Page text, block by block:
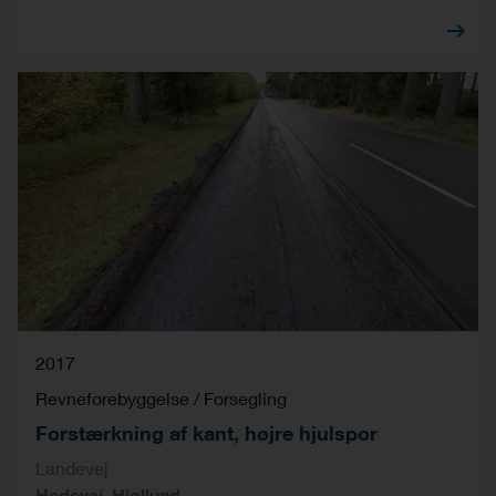
2017
Revneforebyggelse / Forsegling
Forstærkning af kant, højre hjulspor
Landevej